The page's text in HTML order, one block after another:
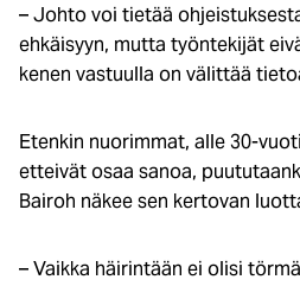
– Johto voi tietää
ehkäisyyn, mutta työntekijät
kenen vastuulla on välittää
Etenkin nuorimmat, alle 30-
etteivät osaa sanoa,
Bairoh näkee sen kertovan
– Vaikka häirintään ei olisi